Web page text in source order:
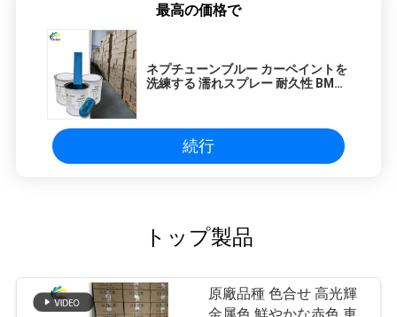
最高の価格で
ネプチューンブルー カーペイントを
洗練する 濡れスプレー 耐久性 BMW
続行
トップ製品
原廠品種 色合せ 高光輝